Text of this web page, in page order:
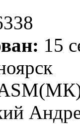
15